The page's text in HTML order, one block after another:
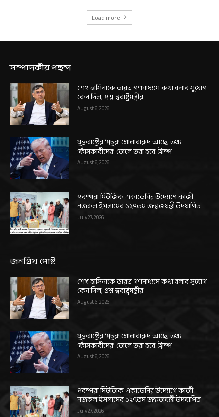
Load more
সম্পাদকীয় পছন্দ
শেখ হাসিনাকে ভারত গণমাধ্যমে কথা বলার সুযোগ
কেন দিল, প্রশ্ন স্বরাষ্ট্রমন্ত্রীর
August 6, 2026
যুক্তরাষ্ট্রের ‘প্রচুর’ গোলাবারুদ আছে, তথ্য
‘ফাঁসকারীদের’ জেলে ভরা হবে: ট্রাম্প
August 6, 2026
পরম্পরা মিউজিক একাডেমির উদ্যোগে কাজী
নজরুল ইসলামের ১২৭তম জন্মজয়ন্তী উদযাপিত
July 27, 2026
জনপ্রিয় পোষ্ট
শেখ হাসিনাকে ভারত গণমাধ্যমে কথা বলার সুযোগ
কেন দিল, প্রশ্ন স্বরাষ্ট্রমন্ত্রীর
August 6, 2026
যুক্তরাষ্ট্রের ‘প্রচুর’ গোলাবারুদ আছে, তথ্য
‘ফাঁসকারীদের’ জেলে ভরা হবে: ট্রাম্প
August 6, 2026
পরম্পরা মিউজিক একাডেমির উদ্যোগে কাজী
নজরুল ইসলামের ১২৭তম জন্মজয়ন্তী উদযাপিত
July 27, 2026